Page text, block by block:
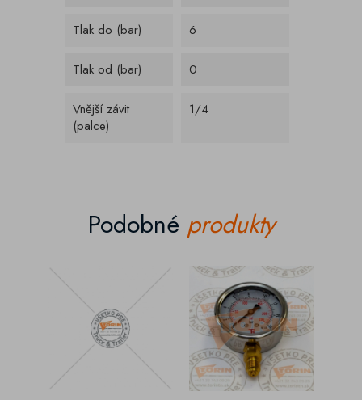
Tlak do (bar) 6
Tlak od (bar) 0
Vnější závit
(palce)
1/4
Podobné produkty